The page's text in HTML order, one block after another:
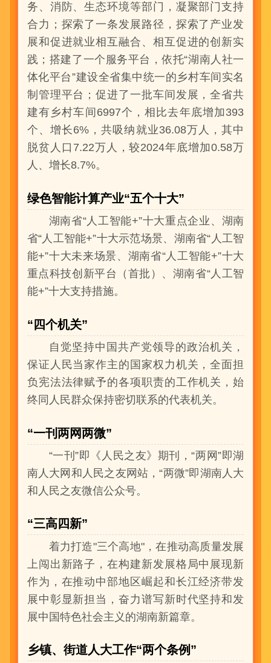
务、消防、生态环境等部门，凝聚部门支持
合力；探索了一条发展路径，探索了产业发
展和促进就业相互融合、相互促进的创新实
践；搭建了一个服务平台，依托“湖南人社一
体化平台”建设全省集中统一的乡村车间实名
制管理平台；促进了一批车间发展，全省共
建有乡村车间6997个，相比去年底增加393
个、增长6%，共吸纳就业36.08万人，其中
脱贫人口7.22万人，较2024年底增加0.58万
人、增长8.7%。
绿色智能计算产业“五个十大”
湖南省“人工智能+”十大重点企业、湖南
省“人工智能+”十大示范场景、湖南省“人工智
能+”十大未来场景、湖南省“人工智能+”十大
重点科技创新平台（首批）、湖南省“人工智
能+”十大支持措施。
“四个机关”
自觉坚持中国共产党领导的政治机关，
保证人民当家作主的国家权力机关，全面担
负宪法法律赋予的各项职责的工作机关，始
终同人民群众保持密切联系的代表机关。
“一刊两网两微”
“一刊”即《人民之友》期刊，“两网”即湖
南人大网和人民之友网站，“两微”即湖南人大
和人民之友微信公众号。
“三高四新”
着力打造"三个高地"，在推动高质量发展
上闯出新路子，在构建新发展格局中展现新
作为，在推动中部地区崛起和长江经济带发
展中彰显新担当，奋力谱写新时代坚持和发
展中国特色社会主义的湖南新篇章。
乡镇、街道人大工作“两个条例”